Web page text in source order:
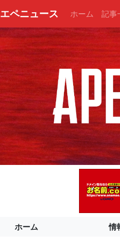
エペニュース ホーム 記事
ホーム 情